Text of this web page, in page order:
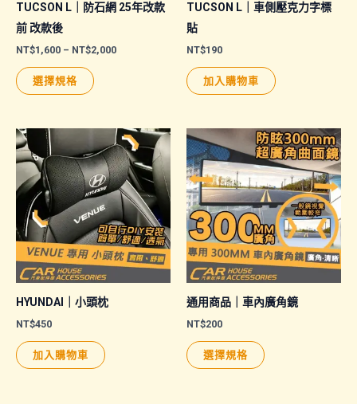
TUCSON L｜防石網 25年改款
前 改款後
NT$1,600 – NT$2,000價
NT$2,000
選擇規格
多
種
款
式。
可
在
產
品
面
選
TUCSON L｜車側壓克力字標
貼
NT$190
加入購物車
HYUNDAI｜小頭枕
NT$450
加入購物車
通用商品｜車內廣角鏡
NT$200
選擇規格